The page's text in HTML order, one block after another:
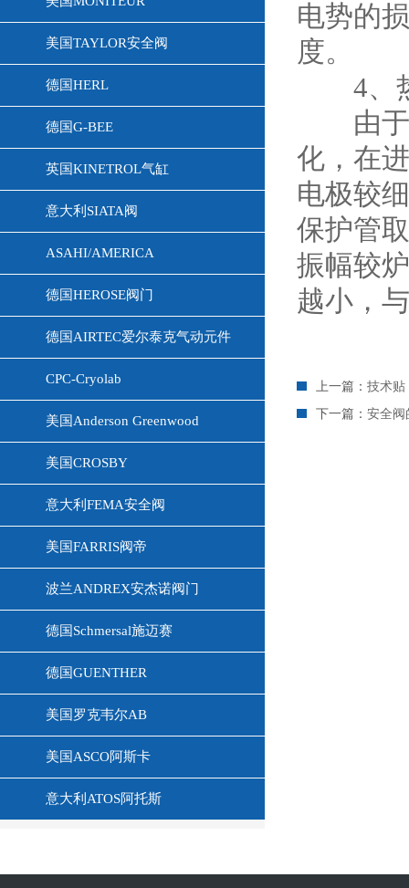
美国TAYLOR安全阀
德国HERL
德国G-BEE
英国KINETROL气缸
意大利SIATA阀
ASAHI/AMERICA
德国HEROSE阀门
德国AIRTEC爱尔泰克气动元件
CPC-Cryolab
美国Anderson Greenwood
美国CROSBY
意大利FEMA安全阀
美国FARRIS阀帝
波兰ANDREX安杰诺阀门
德国Schmersal施迈赛
德国GUENTHER
美国罗克韦尔AB
美国ASCO阿斯卡
意大利ATOS阿托斯
电势的
度。
4、热
由于
化，在
电极较
保护管
振幅较
越小，
上一篇： 技术贴
下一篇： 安全阀